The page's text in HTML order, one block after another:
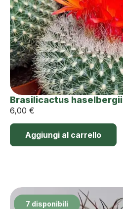
Brasilicactus haselbergii
6,00 €
Aggiungi al carrello
7 disponibili